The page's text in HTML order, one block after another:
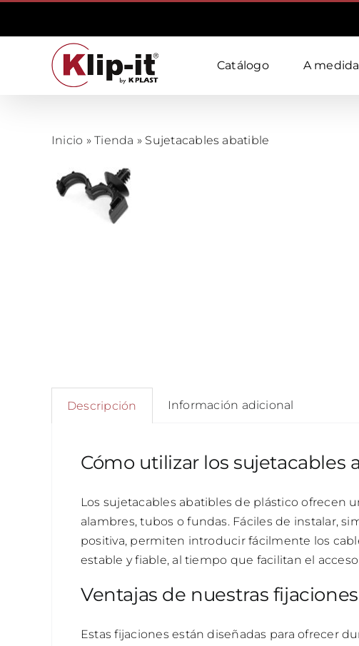
Catálogo A medida
Inicio »Tienda » Sujetacables abatible
Descripción Información adicional
Cómo utilizar los sujetacables
Los sujetacables abatibles de plástico ofrecen
alambres, tubos o fundas. Fáciles de instalar,
positiva, permiten introducir fácilmente los
estable y fiable, al tiempo que facilitan el
Ventajas de nuestras fijaciones
Estas fijaciones están diseñadas para ofrecer